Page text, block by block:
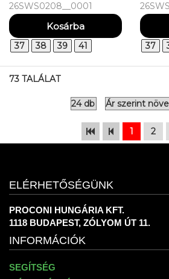
26SWS0208__0001
37 38 39 41 37
73 TALÁLAT
1 2
ELÉRHETŐSÉGÜNK
PROCONI HUNGÁRIA KFT.
1118 BUDAPEST, ZÓLYOM ÚT 11.
INFORMÁCIÓK
SEGÍTSÉG